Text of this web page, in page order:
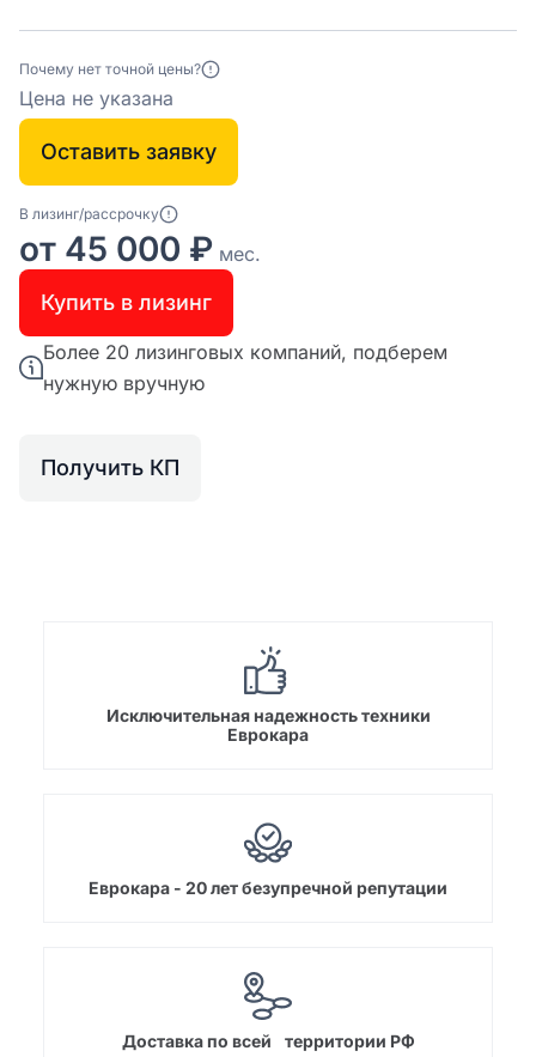
Почему нет точной цены?
Цена не указана
Оставить заявку
В лизинг/рассрочку
от 45 000 ₽ мес.
Купить в лизинг
Более 20 лизинговых компаний, подберем
нужную вручную
Получить КП
Исключительная надежность техники
Еврокара
Еврокара - 20 лет безупречной репутации
Доставка по всей территории РФ